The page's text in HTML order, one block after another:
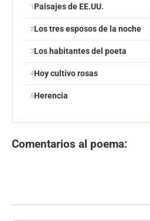
Paisajes de EE.UU.
Los tres esposos de la noche
Los habitantes del poeta
Hoy cultivo rosas
Herencia
Comentarios al poema: